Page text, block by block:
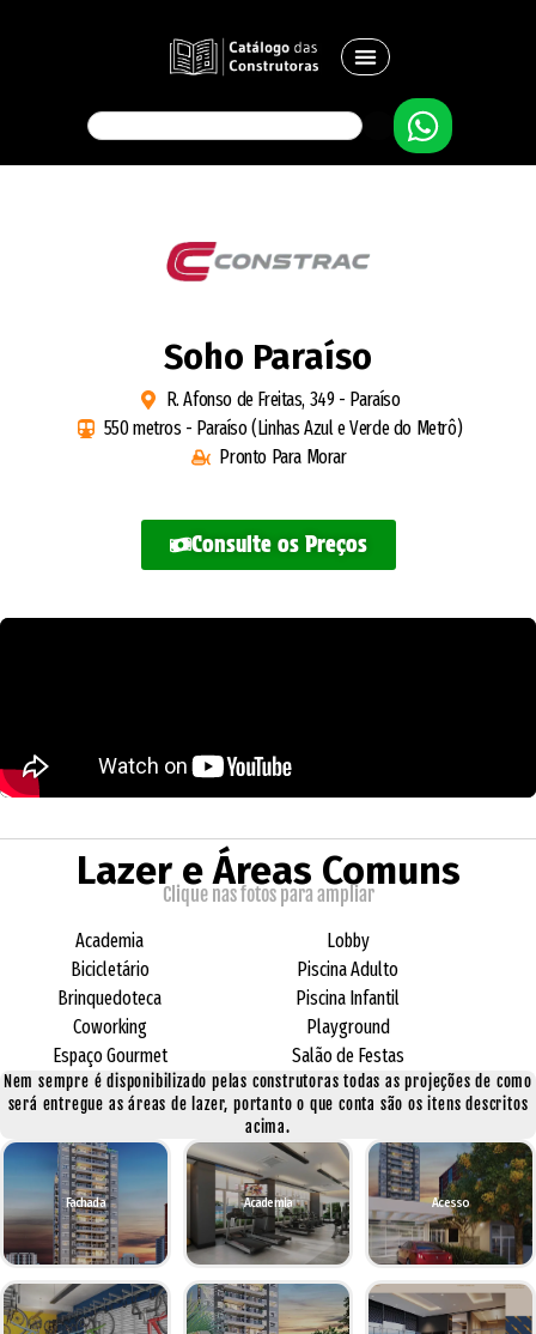
Soho Paraíso
R. Afonso de Freitas, 349 - Paraíso
550 metros - Paraíso (Linhas Azul e Verde do Metrô)
Pronto Para Morar
Consulte os Preços
Lazer e Áreas Comuns
Clique nas fotos para ampliar
Academia
Bicicletário
Brinquedoteca
Coworking
Espaço Gourmet
Lobby
Piscina Adulto
Piscina Infantil
Playground
Salão de Festas
Nem sempre é disponibilizado pelas construtoras todas as projeções de como
será entregue as áreas de lazer, portanto o que conta são os itens descritos
acima.
Fachada Academia Acesso